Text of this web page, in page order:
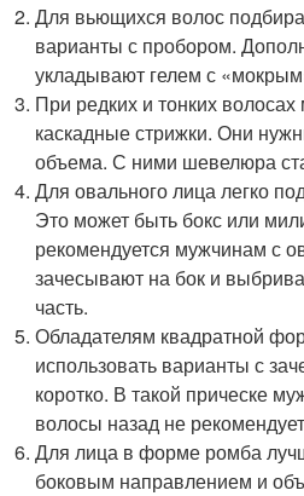
Для вьющихся волос
варианты с пробором.
укладывают гелем с
При редких и тонких
каскадные стрижки. Они
объема. С ними шевелюра
Для овального лица легко
Это может быть бокс или
рекомендуется мужчинам с
зачесывают на бок и
часть.
Обладателям квадратной
использовать варианты с
коротко. В такой прическе
волосы назад не
Для лица в форме ромба
боковым направлением и